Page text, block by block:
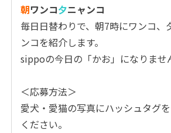
朝ワンコ夕ニャンコ
毎日日替わりで、朝7時にワンコ、
ンコを紹介します。
sippoの今日の「かお」になりませ
＜応募方法＞
愛犬・愛猫の写真にハッシュタグ
ください。